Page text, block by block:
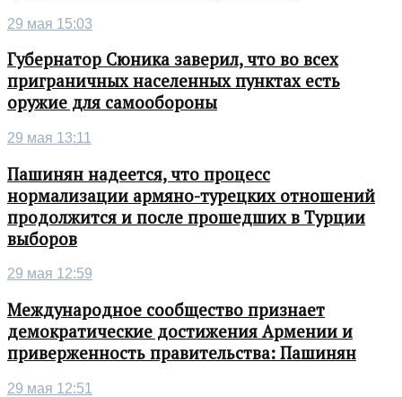
29 мая 15:03
Губернатор Сюника заверил, что во всех
приграничных населенных пунктах есть
оружие для самообороны
29 мая 13:11
Пашинян надеется, что процесс
нормализации армяно-турецких отношений
продолжится и после прошедших в Турции
выборов
29 мая 12:59
Международное сообщество признает
демократические достижения Армении и
приверженность правительства: Пашинян
29 мая 12:51